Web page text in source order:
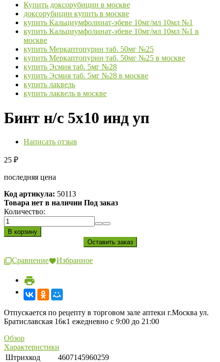
Купить доксорубицин в москве
доксорубицин купить в москве
купить Кальциумфолинат-эбеве 10мг/мл 10мл №1
купить Кальциумфолинат-эбеве 10мг/мл 10мл №1 в
москве
купить Меркаптопурин таб. 50мг №25
купить Меркаптопурин таб. 50мг №25 в москве
купить Эсмия таб. 5мг №28
купить Эсмия таб. 5мг №28 в москве
купить лаквель
купить лаквель в москве
Бинт н/с 5х10 инд уп
Написать отзыв
25 ₽
последняя цена
Код артикула: 50113
Товара нет в наличии Под заказ
Количество:
Сравнение Избранное
Отпускается по рецепту в торговом зале аптеки г.Москва ул.
Братиславская 16к1 ежедневно с 9:00 до 21:00
Обзор
Характеристики
Штрихкод
4607145960259